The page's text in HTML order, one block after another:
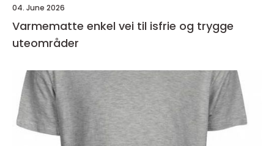
04. June 2026
Varmematte enkel vei til isfrie og trygge
uteområder